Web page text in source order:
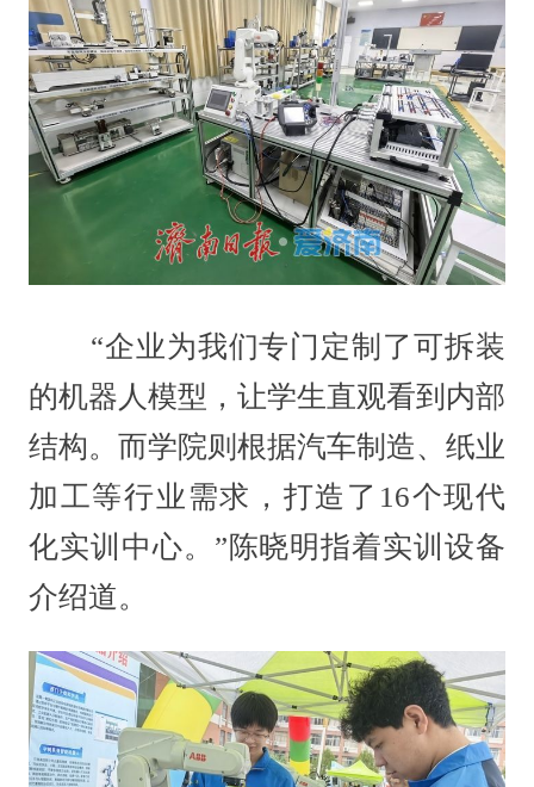
“企业为我们专门定制了可拆装
的机器人模型，让学生直观看到内部
结构。而学院则根据汽车制造、纸业
加工等行业需求，打造了16个现代
化实训中心。”陈晓明指着实训设备
介绍道。